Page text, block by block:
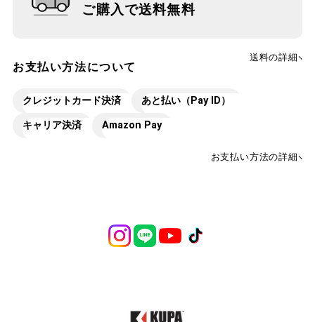
ご購入で送料無料
送料の詳細
お支払い方法について
クレジットカード決済 あと払い（Pay ID）
キャリア決済 Amazon Pay
お支払い方法の詳細